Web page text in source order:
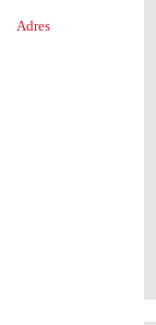
Adres